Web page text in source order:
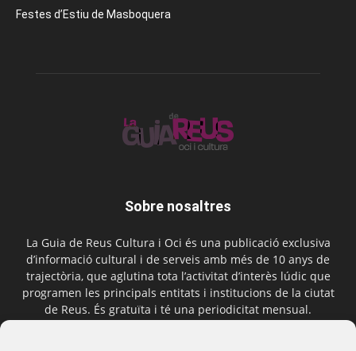
Festes d’Estiu de Masboquera
Sobre nosaltres
La Guia de Reus Cultura i Oci és una publicació exclusiva
d’informació cultural i de serveis amb més de 10 anys de
trajectòria, que aglutina tota l’activitat d’interès lúdic que
programen les principals entitats i institucions de la ciutat
de Reus. És gratuïta i té una periodicitat mensual.